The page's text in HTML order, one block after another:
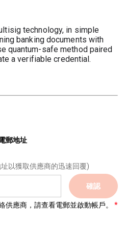
technology, in simple
banking documents with
quantum-safe method paired
a verifiable credential.
郵地址
以獲取供應商的迅速回覆)
確認
供應商，請查看電郵並啟動帳戶。